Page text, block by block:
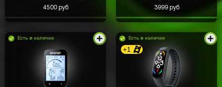
4500 руб
3999 руб
Есть в наличии Есть в наличии
+1